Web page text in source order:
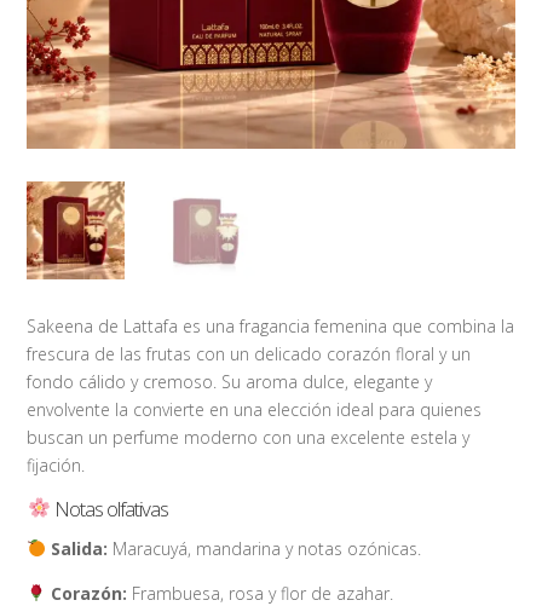
Sakeena de Lattafa es una fragancia femenina que combina la
frescura de las frutas con un delicado corazón floral y un
fondo cálido y cremoso. Su aroma dulce, elegante y
envolvente la convierte en una elección ideal para quienes
buscan un perfume moderno con una excelente estela y
fijación.
Notas olfativas
Salida: Maracuyá, mandarina y notas ozónicas.
Corazón: Frambuesa, rosa y flor de azahar.